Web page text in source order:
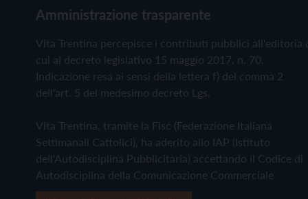
Amministrazione trasparente
Vita Trentina percepisce i contributi pubblici all'editoria
cui al decreto legislativo 15 maggio 2017, n. 70.
Indicazione resa ai sensi della lettera f) del comma 2
dell'art. 5 del medesimo decreto Lgs.
Vita Trentina, tramite la Fisc (Federazione Italiana
Settimanali Cattolici), ha aderito allo IAP (Istituto
dell'Autodisciplina Pubblicitaria) accettando il Codice di
Autodisciplina della Comunicazione Commerciale